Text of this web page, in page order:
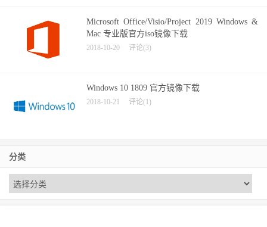
Microsoft Office/Visio/Project 2019 Windows &
Mac 专业版官方iso镜像下载
2018-10-20 评论(3)
Windows 10 1809 官方镜像下载
2018-10-21 评论(1)
分类